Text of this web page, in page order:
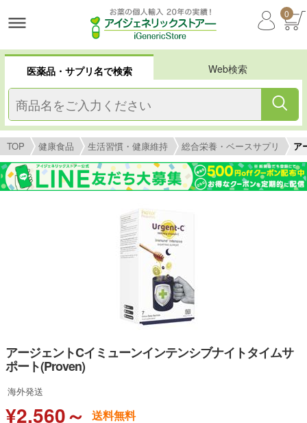
0
医薬品・サプリ名で検索 Web検索
TOP 健康食品 生活習慣・健康維持 総合栄養・ベースサプリ ア
アージェントCイミューンインテンシブナイトタイムサ
ポート(Proven)
海外発送
¥2,560～ 送料無料